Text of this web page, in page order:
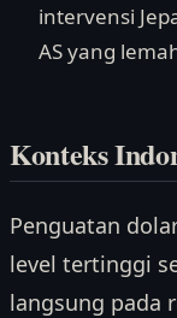
intervensi
AS yang
Konteks
Penguatan
level tertinggi
langsung pada